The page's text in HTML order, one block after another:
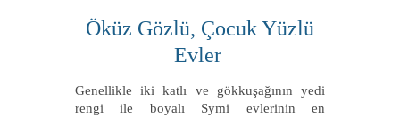
Öküz Gözlü, Çocuk Yüzlü
Evler
Genellikle iki katlı ve gökkuşağının yedi
rengi ile boyalı Symi evlerinin en